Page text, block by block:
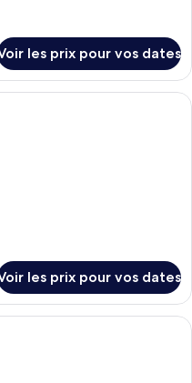
les prix pour vos dates
les prix pour vos dates